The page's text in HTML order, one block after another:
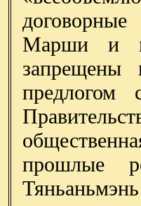
Марши и
предлогом
прошлые